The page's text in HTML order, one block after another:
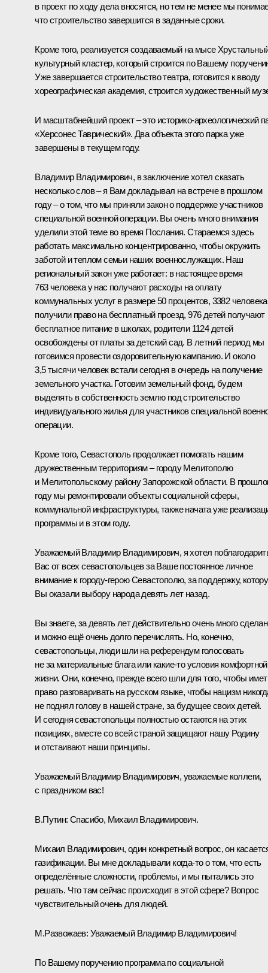
в проект по ходу дела вносятся, но тем не менее мы
что строительство завершится в заданные сроки.
Кроме того, реализуется создаваемый на мысе
культурный кластер, который строится по Вашему
Уже завершается строительство театра, готовится к вводу
хореографическая академия, строится художественный
И масштабнейший проект – это историко-археологический
«Херсонес Таврический». Два объекта этого парка уже
завершены в текущем году.
Владимир Владимирович, в заключение хотел сказать
несколько слов – я Вам докладывал на встречев прошлом
году – о том, что мы приняли закон о поддержке участников
специальной военной операции. Вы очень много внимания
уделили этой теме во время Послания. Стараемся здесь
работать максимально концентрированно, чтобы окружить
заботой и теплом семьи наших военнослужащих. Наш
региональный закон уже работает: в настоящее время
763 человека у нас получают расходы на оплату
коммунальных услуг в размере 50 процентов, 3382 человека
получили право на бесплатный проезд, 976 детей получают
бесплатное питание в школах, родители 1124 детей
освобождены от платы за детский сад. В летний период мы
готовимся провести оздоровительную кампанию. И около
3,5 тысячи человек встали сегодня в очередь на получение
земельного участка. Готовим земельный фонд, будем
выделять в собственность землю под строительство
индивидуального жилья для участников специальной
операции.
Кроме того, Севастополь продолжает помогать нашим
дружественным территориям – городу Мелитополю
и Мелитопольскому району Запорожской области. В
году мы ремонтировали объекты социальной сферы,
коммунальной инфраструктуры, также начата уже
программы и в этом году.
Уважаемый Владимир Владимирович, я хотел
Вас от всех севастопольцев за Ваше постоянное личное
внимание к городу-герою Севастополю, за поддержку,
Вы оказали выбору народа девять лет назад.
Вы знаете, за девять лет действительно очень много
и можно ещё очень долго перечислять. Но, конечно,
севастопольцы, люди шли на референдум голосовать
не за материальные блага или какие-то условия комфортной
жизни. Они, конечно, прежде всего шли для того, чтобы
право разговаривать на русском языке, чтобы нацизм
не поднял голову в нашей стране, за будущее своих детей.
И сегодня севастопольцы полностью остаются на этих
позициях, вместе со всей страной защищают нашу Родину
и отстаивают наши принципы.
Уважаемый Владимир Владимирович, уважаемые коллеги,
с праздником вас!
В.Путин: Спасибо, Михаил Владимирович.
Михаил Владимирович, один конкретный вопрос, он
газификации. Вы мне докладывали когда-то о том, что есть
определённые сложности, проблемы, и мы пытались это
решать. Что там сейчас происходит в этой сфере? Вопрос
чувствительный очень для людей.
М.Развожаев: Уважаемый Владимир Владимирович!
По Вашему поручению программа по социальной